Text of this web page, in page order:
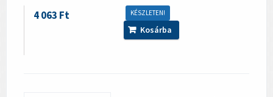
KÉSZLETEN!
4 063 Ft
Kosárba